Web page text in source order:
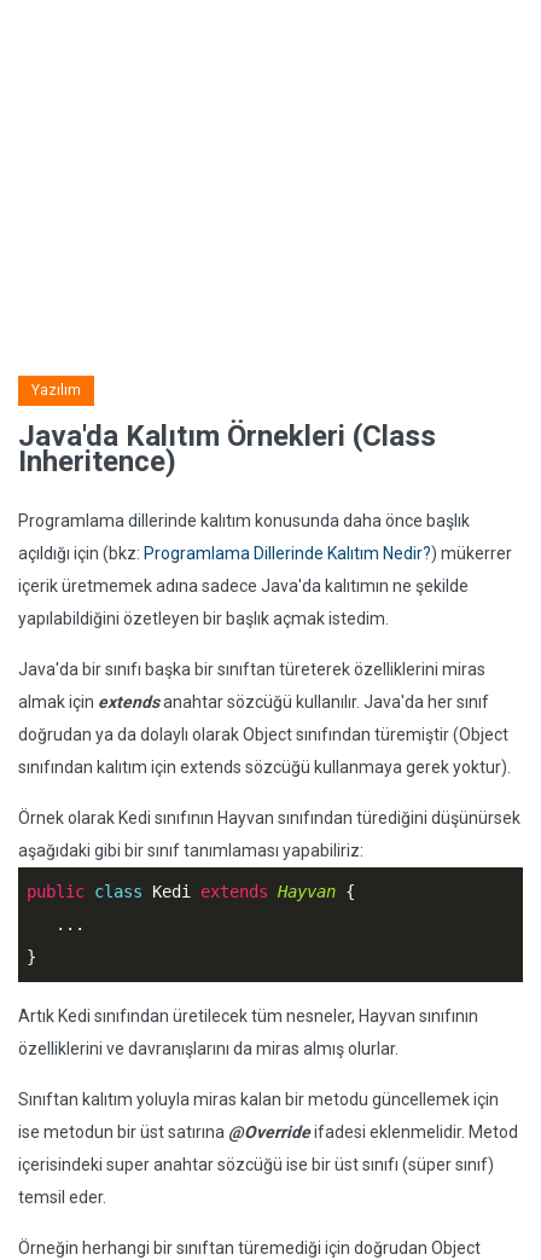
Yazılım
Java'da Kalıtım Örnekleri (Class
Inheritence)
Programlama dillerinde kalıtım konusunda daha önce başlık
açıldığı için (bkz: Programlama Dillerinde Kalıtım Nedir?) mükerrer
içerik üretmemek adına sadece Java'da kalıtımın ne şekilde
yapılabildiğini özetleyen bir başlık açmak istedim.
Java'da bir sınıfı başka bir sınıftan türeterek özelliklerini miras
almak için extendsanahtar sözcüğü kullanılır. Java'da her sınıf
doğrudan ya da dolaylı olarak Object sınıfından türemiştir (Object
sınıfından kalıtım için extends sözcüğü kullanmaya gerek yoktur).
Örnek olarak Kedi sınıfının Hayvan sınıfından türediğini düşünürsek
aşağıdaki gibi bir sınıf tanımlaması yapabiliriz:
public class Kedi extends Hayvan {
   ...
Artık Kedi sınıfından üretilecek tüm nesneler, Hayvan sınıfının
özelliklerini ve davranışlarını da miras almış olurlar.
Sınıftan kalıtım yoluyla miras kalan bir metodu güncellemek için
ise metodun bir üst satırına @Overrideifadesi eklenmelidir. Metod
içerisindeki super anahtar sözcüğü ise bir üst sınıfı (süper sınıf)
temsil eder.
Örneğin herhangi bir sınıftan türemediği için doğrudan Object